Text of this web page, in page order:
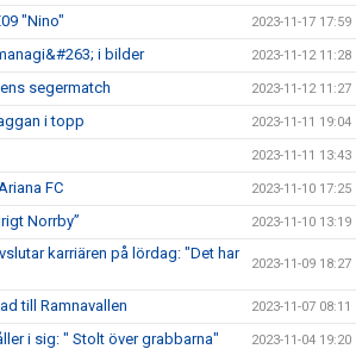
"Nino" 2023-11-17 17:59
i bilder 2023-11-12 11:28
segermatch 2023-11-12 11:27
i topp 2023-11-11 19:04
2023-11-11 13:43
FC 2023-11-10 17:25
Norrby” 2023-11-10 13:19
karriären på lördag: "Det har
2023-11-09 18:27
till Ramnavallen 2023-11-07 08:11
i sig: " Stolt över grabbarna" 2023-11-04 19:20